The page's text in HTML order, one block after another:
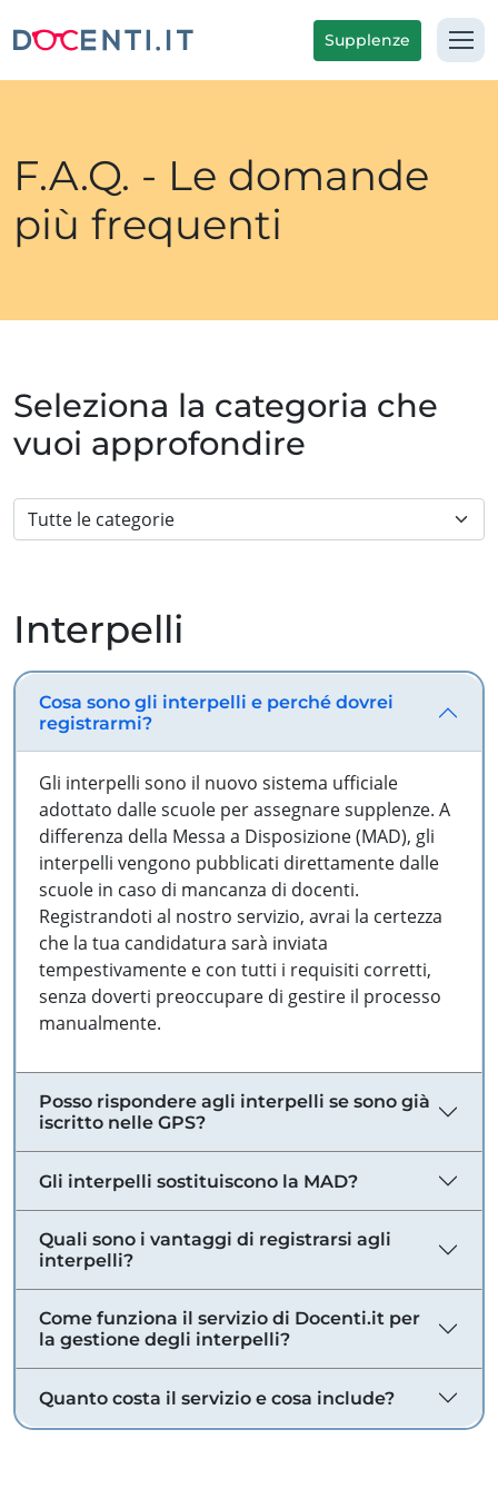
Supplenze
F.A.Q. - Le domande
più frequenti
Seleziona la categoria che
vuoi approfondire
Interpelli
Cosa sono gli interpelli e perché dovrei
registrarmi?
Gli interpelli sono il nuovo sistema ufficiale
adottato dalle scuole per assegnare supplenze. A
differenza della Messa a Disposizione (MAD), gli
interpelli vengono pubblicati direttamente dalle
scuole in caso di mancanza di docenti.
Registrandoti al nostro servizio, avrai la certezza
che la tua candidatura sarà inviata
tempestivamente e con tutti i requisiti corretti,
senza doverti preoccupare di gestire il processo
manualmente.
Posso rispondere agli interpelli se sono già
iscritto nelle GPS?
Gli interpelli sostituiscono la MAD?
Quali sono i vantaggi di registrarsi agli
interpelli?
Come funziona il servizio di Docenti.it per
la gestione degli interpelli?
Quanto costa il servizio e cosa include?